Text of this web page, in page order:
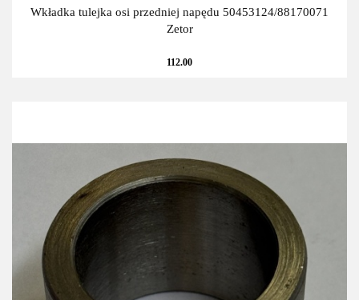
Wkładka tulejka osi przedniej napędu 50453124/88170071
Zetor
112.00